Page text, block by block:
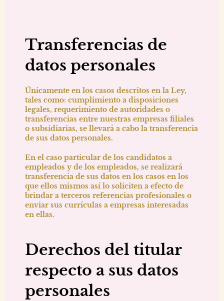
Transferencias de
datos personales
Únicamente en los casos descritos en la Ley,
tales como: cumplimiento a disposiciones
legales, requerimiento de autoridades o
transferencias entre nuestras empresas filiales
o subsidiarias, se llevará a cabo la transferencia
de sus datos personales.
En el caso particular de los candidatos a
empleados y de los empleados, se realizará
transferencia de sus datos en los casos en los
que ellos mismos así lo soliciten a efecto de
brindar a terceros referencias profesionales o
enviar sus currículas a empresas interesadas
en ellas.
Derechos del titular
respecto a sus datos
personales